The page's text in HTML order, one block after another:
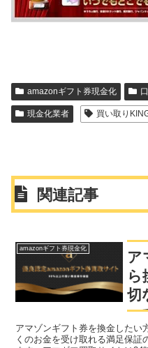
amazonギフト券現金化
現金化業者 買い取り
関連記事
amazonギフト券現金化
ア
ら
切
っ
アマゾンギフト券を換金したい
くのお金を受け取れる満足保証